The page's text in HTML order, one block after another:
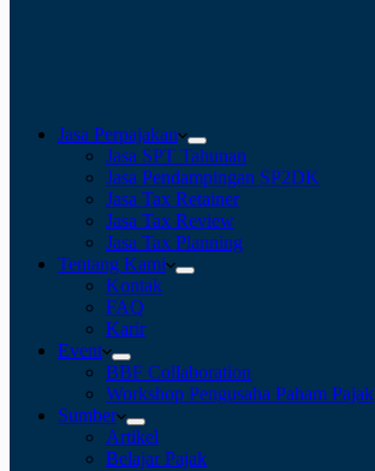
Jasa Perpajakan
Jasa SPT Tahunan
Jasa Pendampingan SP2DK
Jasa Tax Retainer
Jasa Tax Review
Jasa Tax Planning
Tentang Kami
Kontak
FAQ
Karir
Event
BBF Collaboration
Workshop Pengusaha Paham Pajak
Sumber
Artikel
Belajar Pajak